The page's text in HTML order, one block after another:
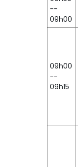
--
09h00
09h00
--
09h15